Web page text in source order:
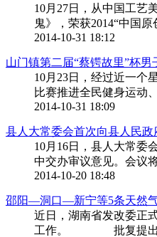
10月27日，从中国工艺
鬼》，荣获2014“中国原
2014-10-31 18:12
山门镇第二届“蔡锷故里”杯
10月23日，经过近一个
比赛推进全民健身运动
2014-10-31 18:09
县人大常委会首次向县人民
10月16日，县人大常委
中交办审议意见。会议
2014-10-20 18:48
邵阳—洞口—新宁等5条天然
近日，湖南省发改委
工作。 批复提出，